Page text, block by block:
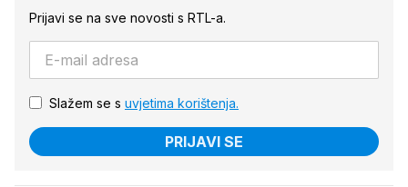
Prijavi se na sve novosti s RTL-a.
Slažem se s uvjetima korištenja.
PRIJAVI SE